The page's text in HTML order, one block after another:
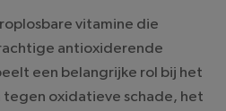
vitamine die
antioxiderende
een belangrijke rol bij het
tegen oxidatieve schade, het